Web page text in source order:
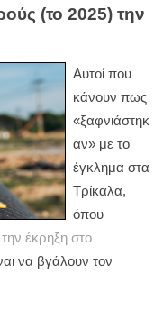
(το 2025) την
Aυτοί που
κάνουν πως
«ξαφνιάστηκ
αν» με το
έγκλημα στα
Τρίκαλα,
όπου
έκρηξη στο
να βγάλουν τον